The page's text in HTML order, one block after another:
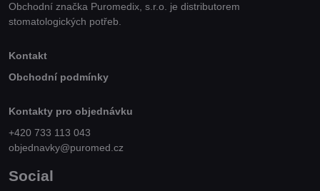
Obchodní značka Puromedix, s.r.o. je distributorem
stomatologických potřeb.
Kontakt
Obchodní podmínky
Kontakty pro objednávku
+420 733 113 043
objednavky@puromed.cz
Social